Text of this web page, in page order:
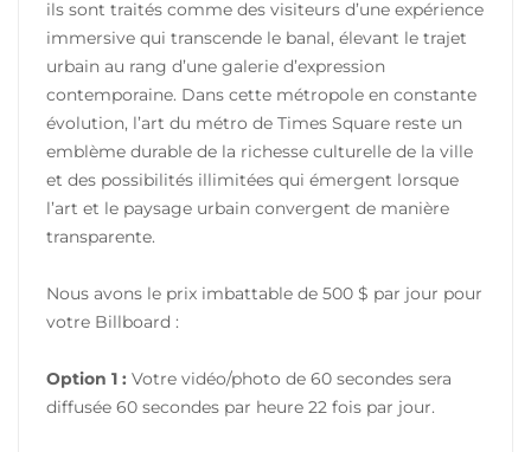
ils sont traités comme des visiteurs d’une expérience
immersive qui transcende le banal, élevant le trajet
urbain au rang d’une galerie d’expression
contemporaine. Dans cette métropole en constante
évolution, l’art du métro de Times Square reste un
emblème durable de la richesse culturelle de la ville
et des possibilités illimitées qui émergent lorsque
l’art et le paysage urbain convergent de manière
transparente.
Nous avons le prix imbattable de 500 $ par jour pour
votre Billboard :
Option 1 : Votre vidéo/photo de 60 secondes sera
diffusée 60 secondes par heure 22 fois par jour.